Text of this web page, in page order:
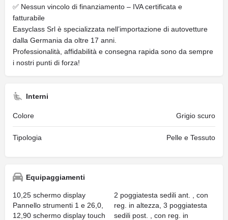
✅ Nessun vincolo di finanziamento – IVA certificata e
fatturabile
Easyclass Srl è specializzata nell’importazione di autovetture
dalla Germania da oltre 17 anni.
Professionalità, affidabilità e consegna rapida sono da sempre
i nostri punti di forza!
Interni
Colore Grigio scuro
Tipologia Pelle e Tessuto
Equipaggiamenti
10,25 schermo display
Pannello strumenti 1 e 26,0,
12,90 schermo display touch
2 poggiatesta sedili ant. , con
reg. in altezza, 3 poggiatesta
sedili post. , con reg. in